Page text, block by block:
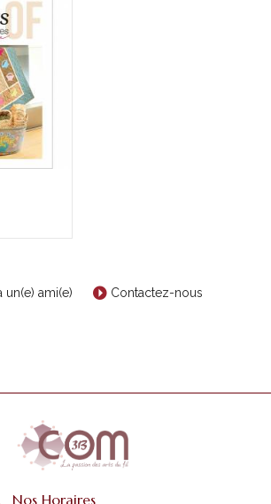
un(e) ami(e) Contactez-nous
Nos Horaires